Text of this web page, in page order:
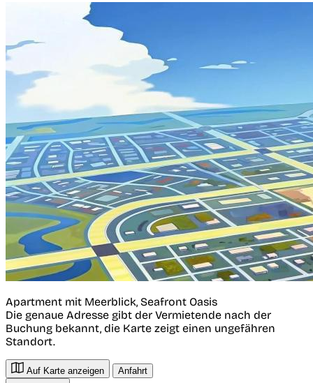
Apartment mit Meerblick, Seafront Oasis
Die genaue Adresse gibt der Vermietende nach der
Buchung bekannt, die Karte zeigt einen ungefähren
Standort.
Auf Karte anzeigen Anfahrt